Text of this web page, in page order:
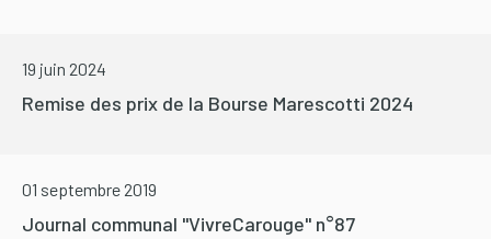
Remise des prix de la Bourse Marescotti 2024
19 juin 2024
Journal communal "VivreCarouge" n°87
01 septembre 2019